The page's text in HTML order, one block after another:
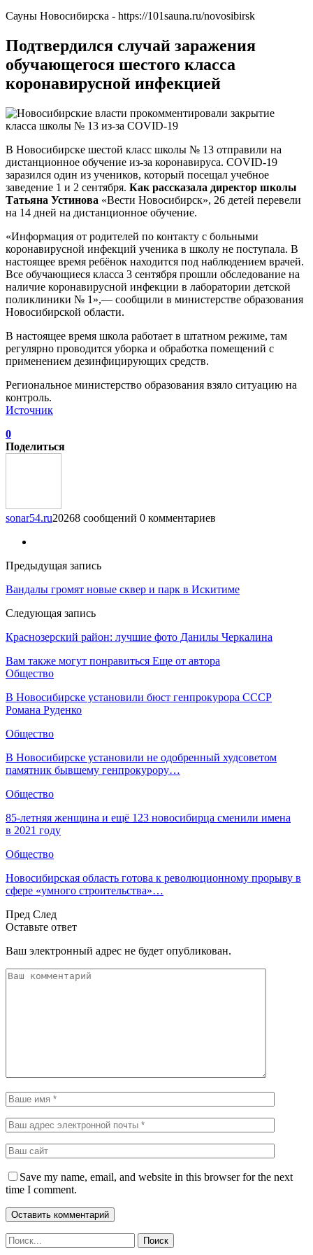
Сауны Новосибирска - https://101sauna.ru/novosibirsk
Подтвердился случай заражения
обучающегося шестого класса
коронавирусной инфекцией
В Новосибирске шестой класс школы № 13 отправили на
дистанционное обучение из-за коронавируса. COVID-19
заразился один из учеников, который посещал учебное
заведение 1 и 2 сентября. Как рассказала директор школы
Татьяна Устинова «Вести Новосибирск», 26 детей перевели
на 14 дней на дистанционное обучение.
«Информация от родителей по контакту с больными
коронавирусной инфекций ученика в школу не поступала. В
настоящее время ребёнок находится под наблюдением врачей.
Все обучающиеся класса 3 сентября прошли обследование на
наличие коронавирусной инфекции в лаборатории детской
поликлиники № 1»,— сообщили в министерстве образования
Новосибирской области.
В настоящее время школа работает в штатном режиме, там
регулярно проводится уборка и обработка помещений с
применением дезинфицирующих средств.
Региональное министерство образования взяло ситуацию на
контроль.
Источник
0
Поделиться
sonar54.ru20268 сообщений 0 комментариев
Предыдущая запись
Вандалы громят новые сквер и парк в Искитиме
Следующая запись
Краснозерский район: лучшие фото Данилы Черкалина
Вам также могут понравиться Еще от автора
Общество
В Новосибирске установили бюст генпрокурора СССР
Романа Руденко
Общество
В Новосибирске установили не одобренный худсоветом
памятник бывшему генпрокурору…
Общество
85-летняя женщина и ещё 123 новосибирца сменили имена
в 2021 году
Общество
Новосибирская область готова к революционному прорыву в
сфере «умного строительства»…
Пред След
Оставьте ответ
Ваш электронный адрес не будет опубликован.
Save my name, email, and website in this browser for the next
time I comment.